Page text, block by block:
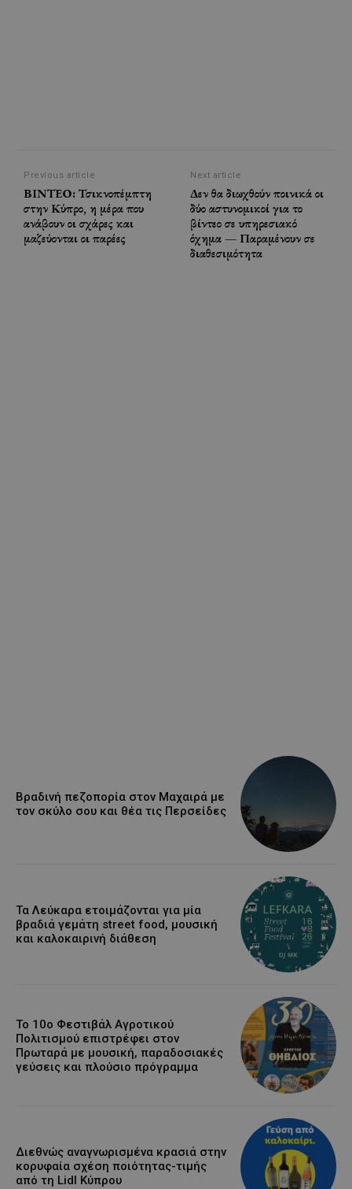
Previous article
ΒΙΝΤΕΟ: Τσικνοπέμπτη
στην Κύπρο, η μέρα που
ανάβουν οι σχάρες και
μαζεύονται οι παρέες
Next article
Δεν θα διωχθούν ποινικά οι
δύο αστυνομικοί για το
βίντεο σε υπηρεσιακό
όχημα — Παραμένουν σε
διαθεσιμότητα
Βραδινή πεζοπορία στον Μαχαιρά με
τον σκύλο σου και θέα τις Περσείδες
Τα Λεύκαρα ετοιμάζονται για μία
βραδιά γεμάτη street food, μουσική
και καλοκαιρινή διάθεση
Το 10ο Φεστιβάλ Αγροτικού
Πολιτισμού επιστρέφει στον
Πρωταρά με μουσική, παραδοσιακές
γεύσεις και πλούσιο πρόγραμμα
Διεθνώς αναγνωρισμένα κρασιά στην
κορυφαία σχέση ποιότητας-τιμής
από τη Lidl Κύπρου